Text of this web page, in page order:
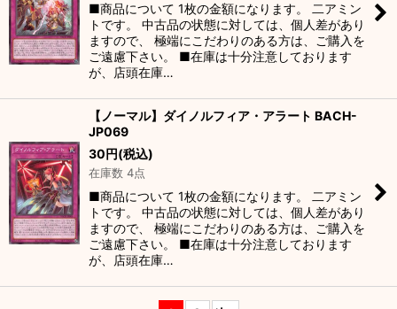
■商品について 1枚の金額になります。 二アミン
トです。 中古品の状態に対しては、個人差があり
ますので、 極端にこだわりのある方は、ご購入を
ご遠慮下さい。 ■在庫は十分注意しております
が、店頭在庫…
【ノーマル】ダイノルフィア・アラート BACH-
JP069
30円(税込)
在庫数 4点
■商品について 1枚の金額になります。 二アミン
トです。 中古品の状態に対しては、個人差があり
ますので、 極端にこだわりのある方は、ご購入を
ご遠慮下さい。 ■在庫は十分注意しております
が、店頭在庫…